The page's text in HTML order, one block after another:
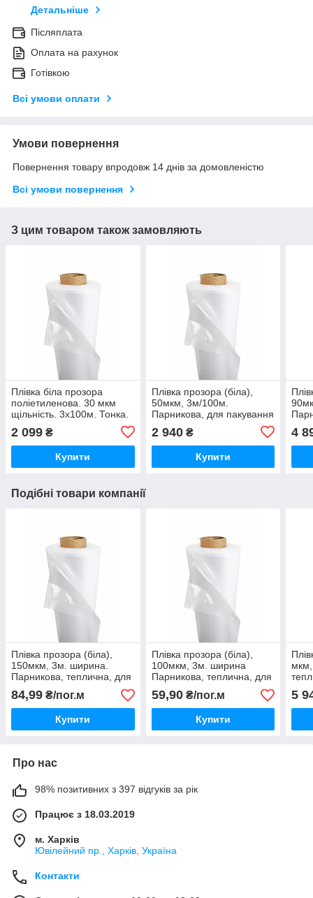
Детальніше
Післяплата
Оплата на рахунок
Готівкою
Всі умови оплати
Умови повернення
Повернення товару впродовж 14 днів за домовленістю
Всі умови повернення
З цим товаром також замовляють
Плівка біла прозора
поліетиленова. 30 мкм
щільність. 3х100м. Тонка.
2 099 ₴
Купити
Плівка прозора (біла),
50мкм, 3м/100м.
Парникова, для пакування
2 940₴
Купити
4
Подібні товари компанії
Плівка прозора (біла),
150мкм, 3м. ширина.
Парникова, теплична, для
упаковки, для вікон
84,99 ₴/пог.м
Купити
Плівка прозора (біла),
100мкм, 3м. ширина
Парникова, теплична, для
упаковки, для вікон
59,90₴/пог.м
Купити
для
5
Про нас
98% позитивних з 397 відгуків за рік
Працює з 18.03.2019
м. Харків
Ювілейний пр., Харків, Україна
Контакти